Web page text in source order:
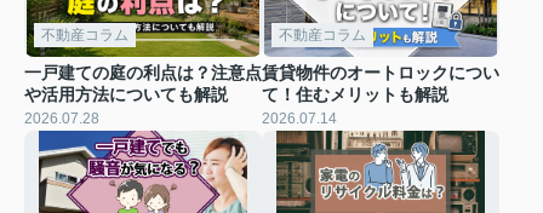
不動産コラム
一戸建ての庭の利点は？注意点
や活用方法についても解説
2026.07.28
不動産コラム
賃貸物件のオートロックについ
て！住むメリットも解説
2026.07.14